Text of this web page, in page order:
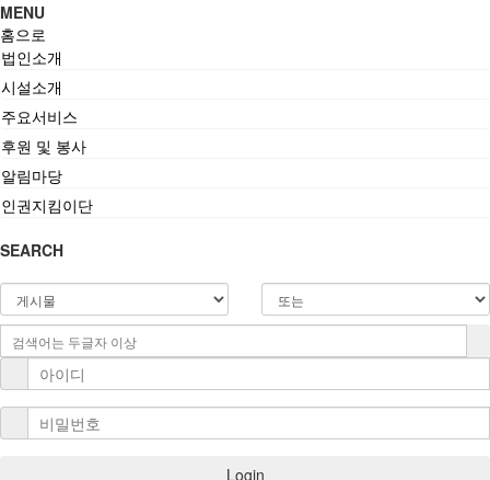
MENU
홈으로
법인소개
시설소개
주요서비스
후원 및 봉사
알림마당
인권지킴이단
SEARCH
Login